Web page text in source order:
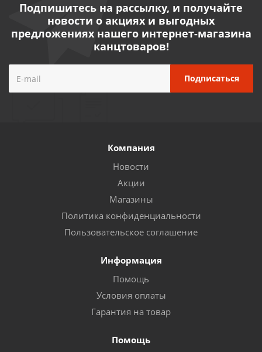
Подпишитесь на рассылку, и получайте
новости о акциях и выгодных
предложениях нашего интернет-магазина
канцтоваров!
Компания
Новости
Акции
Магазины
Политика конфиденциальности
Пользовательское соглашение
Информация
Помощь
Условия оплаты
Гарантия на товар
Помощь